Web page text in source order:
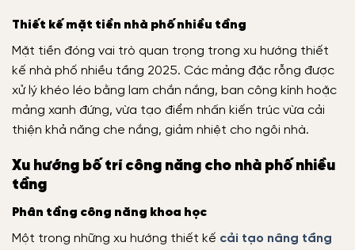
Thiết kế mặt tiền nhà phố nhiều tầng
Mặt tiền đóng vai trò quan trọng trong xu hướng thiết
kế nhà phố nhiều tầng 2025. Các mảng đặc rỗng được
xử lý khéo léo bằng lam chắn nắng, ban công kính hoặc
mảng xanh đứng, vừa tạo điểm nhấn kiến trúc vừa cải
thiện khả năng che nắng, giảm nhiệt cho ngôi nhà.
Xu hướng bố trí công năng cho nhà phố nhiều
tầng
Phân tầng công năng khoa học
Một trong những xu hướng thiết kế cải tạo nâng tầng